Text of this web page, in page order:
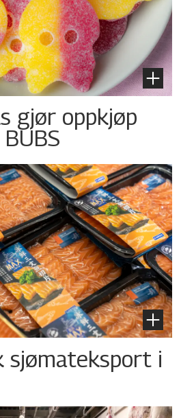
gjør oppkjøp
sjømateksport i